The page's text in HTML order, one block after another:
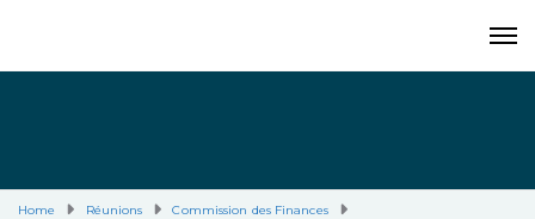
Home Réunions
Commission des Finances